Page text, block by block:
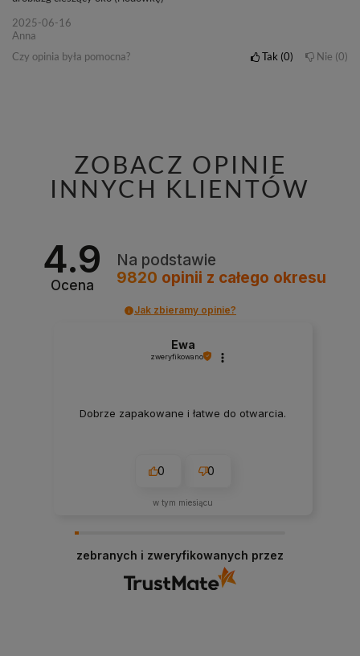
2025-06-16
Anna
Czy opinia była pomocna?
Tak 0 Nie 0
ZOBACZ OPINIE
INNYCH KLIENTÓW
4.9
Ocena
Na podstawie
9820 opinii z całego okresu
Jak zbieramy opinie?
Ewa
zweryfikowano
Dobrze zapakowane i łatwe do otwarcia.
0 0
w tym miesiącu
zebranych i zweryfikowanych przez